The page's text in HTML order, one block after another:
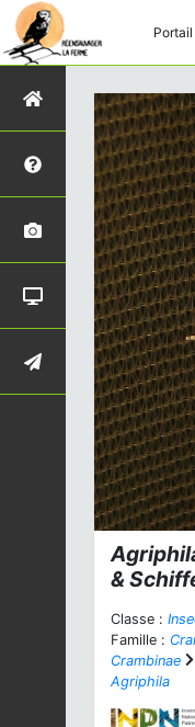
&
Classe :
Famille :
Crambinae
Agriphila